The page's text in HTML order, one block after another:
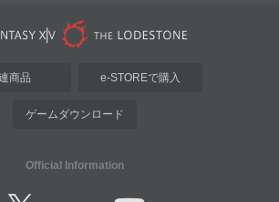
商品 e-STOREで購入
ゲームダウンロード
Official Information